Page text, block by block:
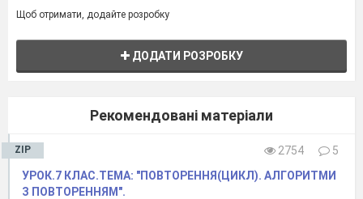
Щоб отримати, додайте розробку
ДОДАТИ РОЗРОБКУ
Рекомендовані матеріали
ZIP 2754
5
УРОК.7 КЛАС.ТЕМА: "ПОВТОРЕННЯ(ЦИКЛ). АЛГОРИТМИ
З ПОВТОРЕННЯМ".